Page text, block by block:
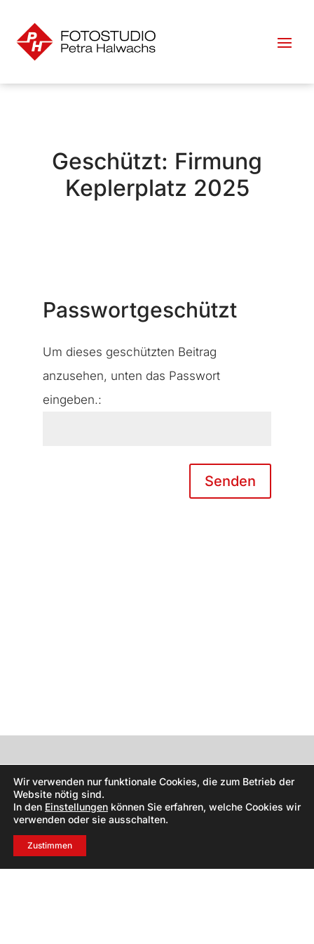
Geschützt: Firmung
Keplerplatz 2025
Passwortgeschützt
Um dieses geschützten Beitrag
anzusehen, unten das Passwort
eingeben.:
Senden
Wir verwenden nur funktionale Cookies, die zum Betrieb der
Website nötig sind.
In den Einstellungen können Sie erfahren, welche Cookies wir
verwenden oder sie ausschalten.
Zustimmen